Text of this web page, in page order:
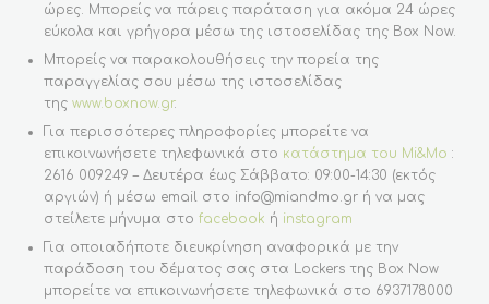
ώρες. Μπορείς να πάρεις παράταση για ακόμα 24 ώρες
εύκολα και γρήγορα μέσω της ιστοσελίδας της Box Now.
Μπορείς να παρακολουθήσεις την πορεία της
παραγγελίας σου μέσω της ιστοσελίδας
τηςwww.boxnow.gr.
Για περισσότερες πληροφορίες μπορείτε να
επικοινωνήσετε τηλεφωνικά στο κατάστημα του Mi&Mo :
2616 009249 – Δευτέρα έως Σάββατο: 09:00-14:30 (εκτός
αργιών) ή μέσω email στο info@miandmo.gr ή να μας
στείλετε μήνυμα στοfacebook ή instagram
Για οποιαδήποτε διευκρίνηση αναφορικά με την
παράδοση του δέματος σας στα Lockers της Box Now
μπορείτε να επικοινωνήσετε τηλεφωνικά στο 6937178000